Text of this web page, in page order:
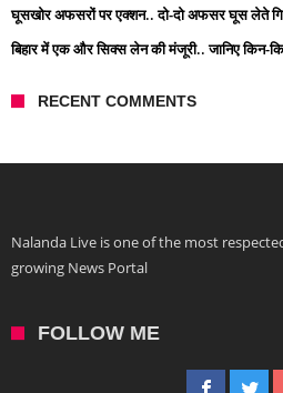
घूसखोर अफसरों पर एक्शन.. दो-दो अफसर घूस लेते
बिहार में एक और सिक्स लेन की मंजूरी.. जानिए किन-
RECENT COMMENTS
Nalanda Live is one of the most
growing News Portal
FOLLOW ME